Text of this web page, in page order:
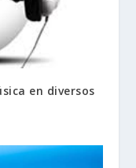
en diversos